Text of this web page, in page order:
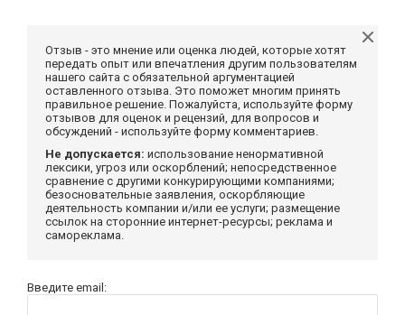
Отзыв - это мнение или оценка людей, которые хотят
передать опыт или впечатления другим пользователям
нашего сайта с обязательной аргументацией
оставленного отзыва. Это поможет многим принять
правильное решение. Пожалуйста, используйте форму
отзывов для оценок и рецензий, для вопросов и
обсуждений - используйте форму комментариев.
Не допускается: использование ненормативной
лексики, угроз или оскорблений; непосредственное
сравнение с другими конкурирующими компаниями;
безосновательные заявления, оскорбляющие
деятельность компании и/или ее услуги; размещение
ссылок на сторонние интернет-ресурсы; реклама и
самореклама.
Введите email: